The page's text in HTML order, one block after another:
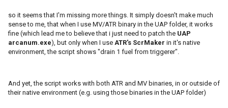
so it seems that I'm missing more things. It simply doesn't make much
sense to me, that when I use MV/ATR binary in the UAP folder, it works
fine (which lead me to believe that i just need to patch the UAP
arcanum.exe), but only when I use ATR's ScrMaker in it's native
environment, the script shows "drain 1 fuel from triggerer".
And yet, the script works with both ATR and MV binaries, in or outside of
their native environment (e.g. using those binaries in the UAP folder)